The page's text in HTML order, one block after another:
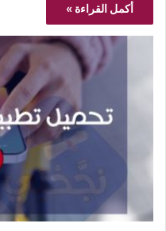
أكمل القراءة »